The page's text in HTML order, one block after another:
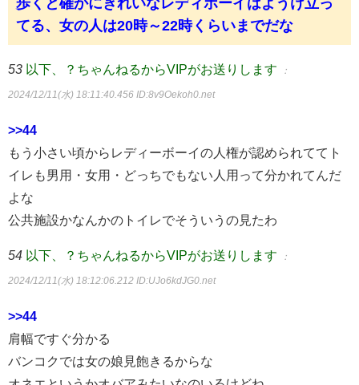
歩くと確かにきれいなレディボーイはようけ立っ
てる、女の人は20時～22時くらいまでだな
53 以下、？ちゃんねるからVIPがお送りします ：
2024/12/11(水) 18:11:40.456 ID:8v9Oekoh0.net
>>44
もう小さい頃からレディーボーイの人権が認められててト
イレも男用・女用・どっちでもない人用って分かれてんだ
よな
公共施設かなんかのトイレでそういうの見たわ
54 以下、？ちゃんねるからVIPがお送りします ：
2024/12/11(水) 18:12:06.212 ID:UJo6kdJG0.net
>>44
肩幅ですぐ分かる
バンコクでは女の娘見飽きるからな